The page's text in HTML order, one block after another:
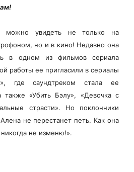
можно увидеть не только на
но и в кино! Недавно она
в одном из фильмов сериала
работы ее пригласили в сериалы
где саундтреком стала ее
также «Убить Бэлу», «Девочка с
страсти». Но поклонники
не перестанет петь. Как она
не изменю!».